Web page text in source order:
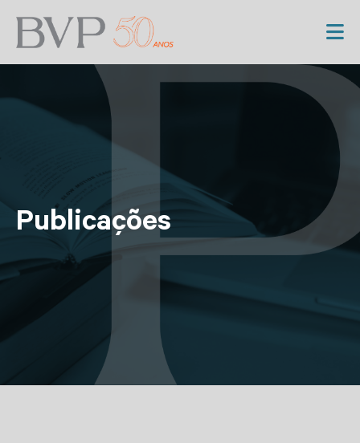
Publicações